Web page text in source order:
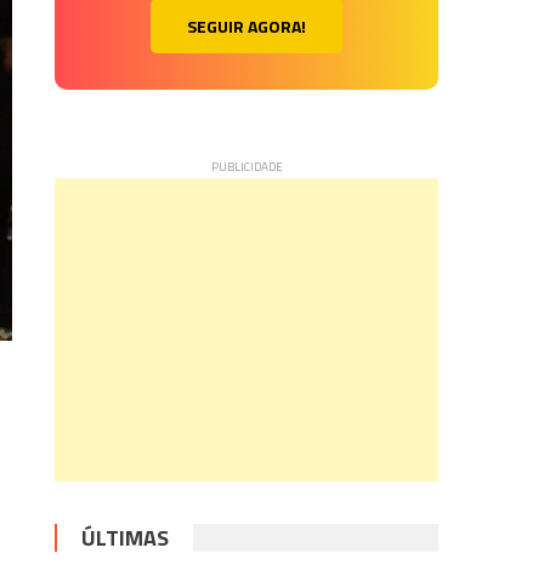
SEGUIR AGORA!
ÚLTIMAS